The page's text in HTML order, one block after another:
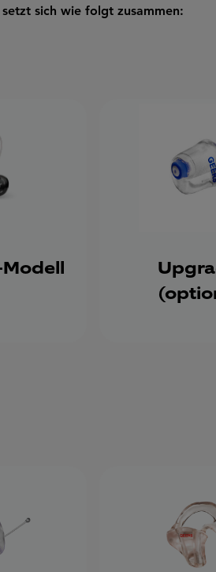
sich wie folgt zusammen: